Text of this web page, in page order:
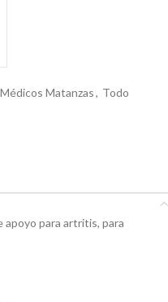
Matanzas, Todo
apoyo para artritis, para